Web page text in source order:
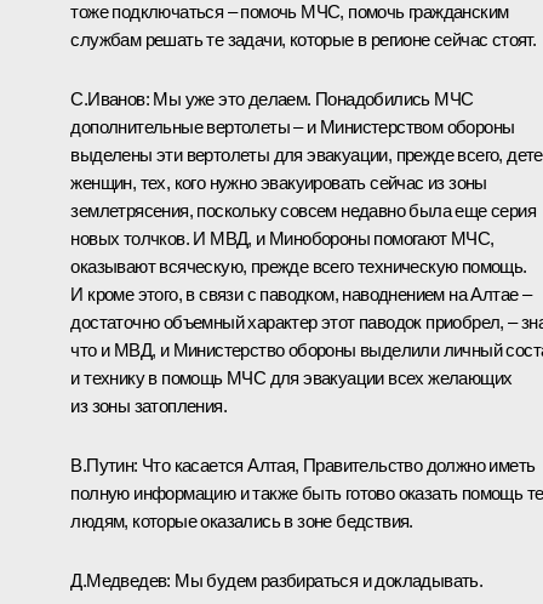
тоже подключаться – помочь МЧС, помочь гражданским
службам решать те задачи, которые в регионе сейчас стоят.
С.Иванов: Мы уже это делаем. Понадобились МЧС
дополнительные вертолеты – и Министерством обороны
выделены эти вертолеты для эвакуации, прежде всего,
женщин, тех, кого нужно эвакуировать сейчас из зоны
землетрясения, поскольку совсем недавно была еще серия
новых толчков. И МВД, и Минобороны помогают МЧС,
оказывают всяческую, прежде всего техническую помощь.
И кроме этого, в связи с паводком, наводнением на Алтае –
достаточно объемный характер этот паводок приобрел, –
что и МВД, и Министерство обороны выделили личный
и технику в помощь МЧС для эвакуации всех желающих
из зоны затопления.
В.Путин: Что касается Алтая, Правительство должно иметь
полную информацию и также быть готово оказать помощь
людям, которые оказались в зоне бедствия.
Д.Медведев: Мы будем разбираться и докладывать.